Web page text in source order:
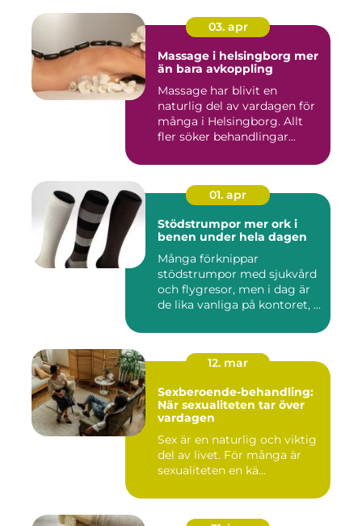
03. apr
Massage i helsingborg mer
än bara avkoppling
Massage har blivit en
naturlig del av vardagen för
många i Helsingborg. Allt
fler söker behandlingar...
01. apr
Stödstrumpor mer ork i
benen under hela dagen
Många förknippar
stödstrumpor med sjukvård
och flygresor, men i dag är
de lika vanliga på kontoret, ...
12. mar
Sexberoende-behandling:
När sexualiteten tar över
vardagen
Sex är en naturlig och viktig
del av livet. För många är
sexualiteten en kä...